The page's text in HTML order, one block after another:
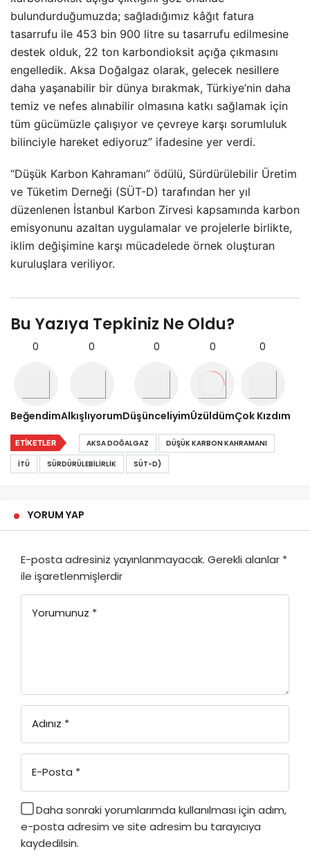
bulundurduğumuzda; sağladığımız kâğıt fatura
tasarrufu ile 453 bin 900 litre su tasarrufu edilmesine
destek olduk, 22 ton karbondioksit açığa çıkmasını
engelledik. Aksa Doğalgaz olarak, gelecek nesillere
daha yaşanabilir bir dünya bırakmak, Türkiye’nin daha
temiz ve nefes alınabilir olmasına katkı sağlamak için
tüm gücümüzle çalışıyor ve çevreye karşı sorumluluk
bilinciyle hareket ediyoruz” ifadesine yer verdi.
“Düşük Karbon Kahramanı” ödülü, Sürdürülebilir Üretim
ve Tüketim Derneği (SÜT-D) tarafından her yıl
düzenlenen İstanbul Karbon Zirvesi kapsamında karbon
emisyonunu azaltan uygulamalar ve projelerle birlikte,
iklim değişimine karşı mücadelede örnek oluşturan
kuruluşlara veriliyor.
Bu Yazıya Tepkiniz Ne Oldu?
0
Beğendim
0
Alkışlıyorum
0
Düşünceliyim
0
Üzüldüm
0
Çok Kızdım
ETIKETLER AKSA DOĞALGAZ
DÜŞÜK KARBON KAHRAMANI
İTÜ
SÜRDÜRÜLEBILIRLIK SÜT-D)
YORUM YAP
E-posta adresiniz yayınlanmayacak. Gerekli alanlar *
ile işaretlenmişlerdir
Yorumunuz *
Adınız *
E-Posta *
Daha sonraki yorumlarımda kullanılması için adım,
e-posta adresim ve site adresim bu tarayıcıya
kaydedilsin.